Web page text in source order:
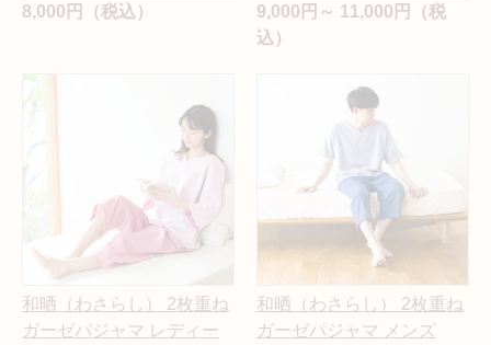
8,000円（税込）
9,000円～ 11,000円（税
込）
和晒（わさらし） 2枚重ね
ガーゼパジャマ レディー
和晒（わさらし） 2枚重ね
ガーゼパジャマ メンズ